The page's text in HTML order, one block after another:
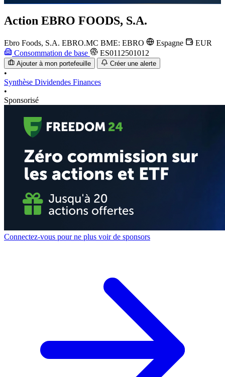
Action EBRO FOODS, S.A.
Ebro Foods, S.A. EBRO.MC BME: EBRO Espagne
EUR
Consommation de base
ES0112501012
Ajouter à mon portefeuille Créer une alerte
•
Synthèse Dividendes Finances
•
Sponsorisé
Connectez-vous pour ne plus voir de sponsors